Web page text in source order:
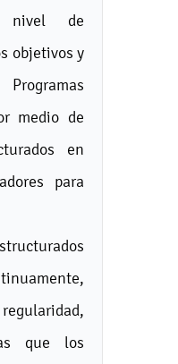
nivel de
objetivos y
medio de
en
para
que los